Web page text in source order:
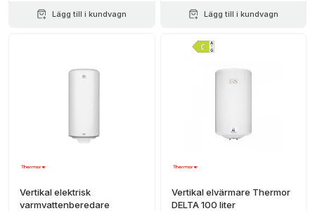
Lägg till i kundvagn Lägg till i kundvagn
Vertikal elektrisk
varmvattenberedare
Vertikal elvärmare Thermor
DELTA 100 liter